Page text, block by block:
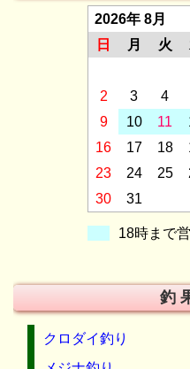
2026年 8月
日
月 火
2
3 4
9
10 11
16
17 18
23
24 25
30
31
18時まで
釣
クロダイ釣り